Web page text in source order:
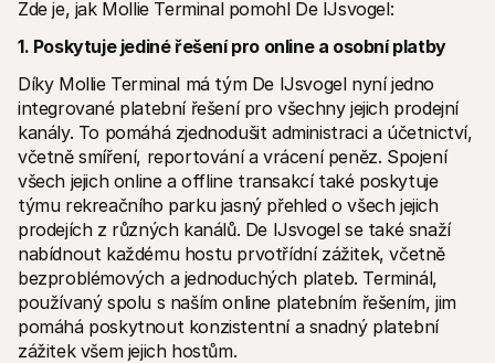
Zde je, jak Mollie Terminal pomohl De IJsvogel:
1. Poskytuje jediné řešení pro online a osobní platby
Díky Mollie Terminal má tým De IJsvogel nyní jedno
integrované platební řešení pro všechny jejich prodejní
kanály. To pomáhá zjednodušit administraci a účetnictví,
včetně smíření, reportování a vrácení peněz. Spojení
všech jejich online a offline transakcí také poskytuje
týmu rekreačního parku jasný přehled o všech jejich
prodejích z různých kanálů. De IJsvogel se také snaží
nabídnout každému hostu prvotřídní zážitek, včetně
bezproblémových a jednoduchých plateb. Terminál,
používaný spolu s naším online platebním řešením, jim
pomáhá poskytnout konzistentní a snadný platební
zážitek všem jejich hostům.